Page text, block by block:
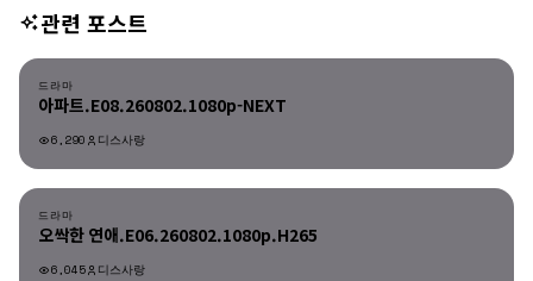
관련 포스트
드라마
드라마
아파트.E08.260802.1080p-NEXT
6,290 디스사랑
드라마
드라마
오싹한 연애.E06.260802.1080p.H265
6,045 디스사랑